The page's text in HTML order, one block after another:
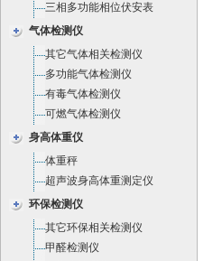
三相多功能相位伏安表
气体检测仪
其它气体相关检测仪
多功能气体检测仪
有毒气体检测仪
可燃气体检测仪
身高体重仪
体重秤
超声波身高体重测定仪
环保检测仪
其它环保相关检测仪
甲醛检测仪